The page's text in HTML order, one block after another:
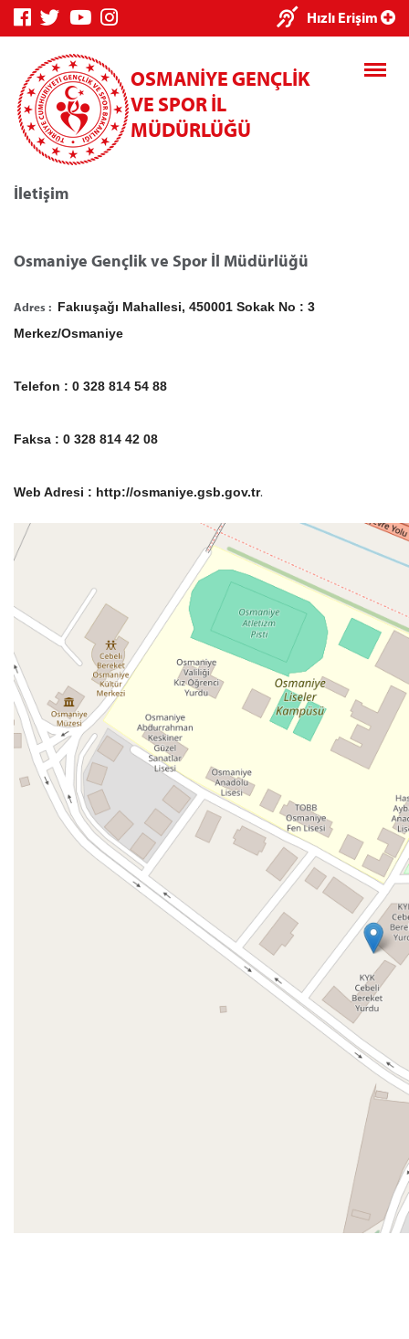
Hızlı Erişim
OSMANİYE GENÇLİK
VE SPOR İL
MÜDÜRLÜĞÜ
İletişim
Osmaniye Gençlik ve Spor İl Müdürlüğü
Adres : Fakıuşağı Mahallesi, 450001 Sokak No : 3
Merkez/Osmaniye
Telefon : 0 328 814 54 88
Faksa : 0 328 814 42 08
Web Adresi : http://osmaniye.gsb.gov.tr.
Genç Bilgi Sistemi